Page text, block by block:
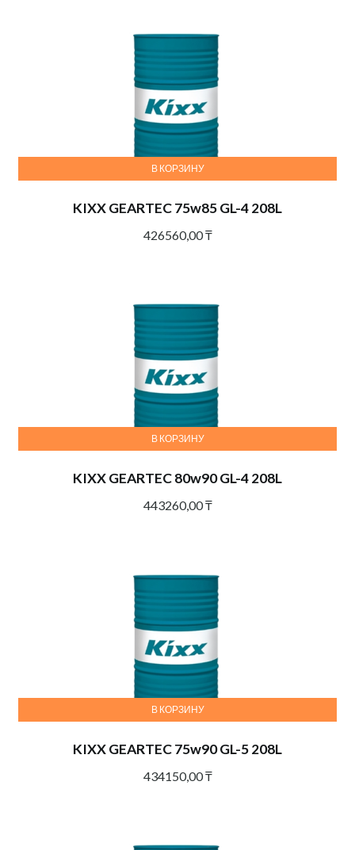
KIXX GEARTEC 75w85 GL-4 208L
426560,00₸
В КОРЗИНУ
KIXX GEARTEC 80w90 GL-4 208L
443260,00₸
В КОРЗИНУ
KIXX GEARTEC 75w90 GL-5 208L
434150,00₸
В КОРЗИНУ